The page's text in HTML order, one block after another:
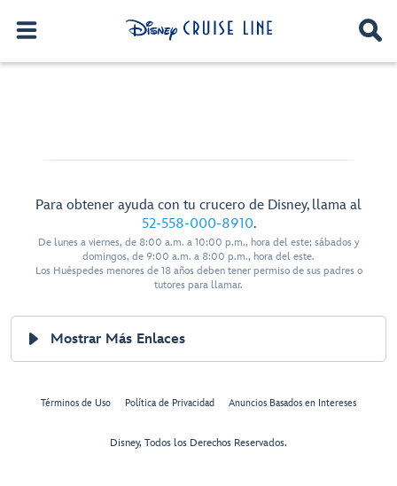
Para obtener ayuda con tu crucero de Disney, llama al
52-558-000-8910.
De lunes a viernes, de 8:00 a.m. a 10:00 p.m., hora del este; sábados y
domingos, de 9:00 a.m. a 8:00 p.m., hora del este.
Los Huéspedes menores de 18 años deben tener permiso de sus padres o
tutores para llamar.
Mostrar Más Enlaces
Términos de Uso Política de Privacidad Anuncios Basados en Intereses
Disney, Todos los Derechos Reservados.